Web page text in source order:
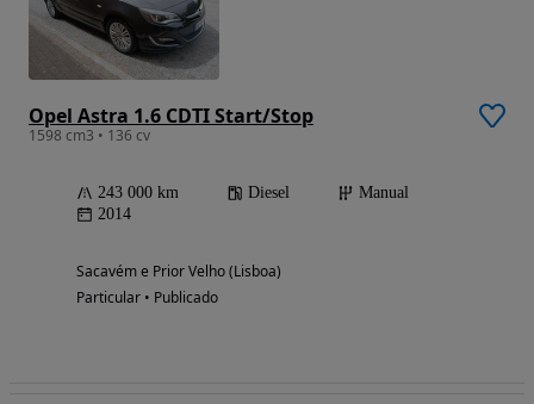
Opel Astra 1.6 CDTI Start/Stop
1598 cm3 • 136 cv
243 000 km Diesel
Manual
2014
Sacavém e Prior Velho (Lisboa)
Particular • Publicado